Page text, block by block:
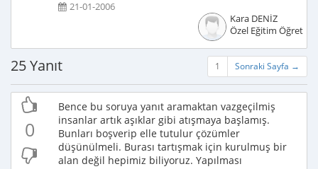
21-01-2006
Kara DENİZ
Özel Eğitim
1 Sonraki Sayfa →
25 Yanıt
0
Bence bu soruya yanıt aramaktan vazgeçilmiş
insanlar artık aşıklar gibi atışmaya başlamış.
Bunları boşverip elle tutulur çözümler
düşünülmeli. Burası tartışmak için kurulmuş bir
alan değil hepimiz biliyoruz. Yapılması